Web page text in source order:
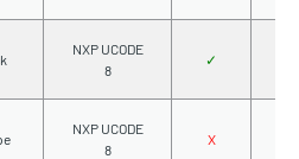
NXP UCODE
8
✓
NXP UCODE
8
X